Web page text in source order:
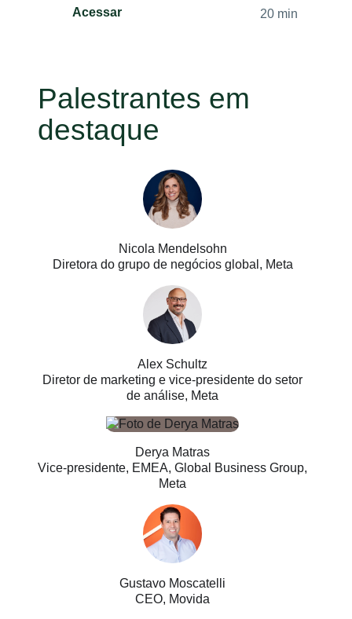
Acessar 20 min
Palestrantes em
destaque
Nicola Mendelsohn
Diretora do grupo de negócios global, Meta
Alex Schultz
Diretor de marketing e vice-presidente do setor
de análise, Meta
Derya Matras
Vice-presidente, EMEA, Global Business Group,
Meta
Gustavo Moscatelli
CEO, Movida